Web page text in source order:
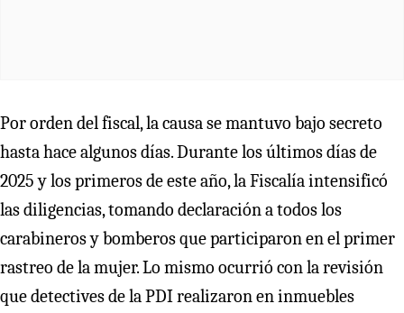
Por orden del fiscal, la causa se mantuvo bajo secreto
hasta hace algunos días. Durante los últimos días de
2025 y los primeros de este año, la Fiscalía intensificó
las diligencias, tomando declaración a todos los
carabineros y bomberos que participaron en el primer
rastreo de la mujer. Lo mismo ocurrió con la revisión
que detectives de la PDI realizaron en inmuebles